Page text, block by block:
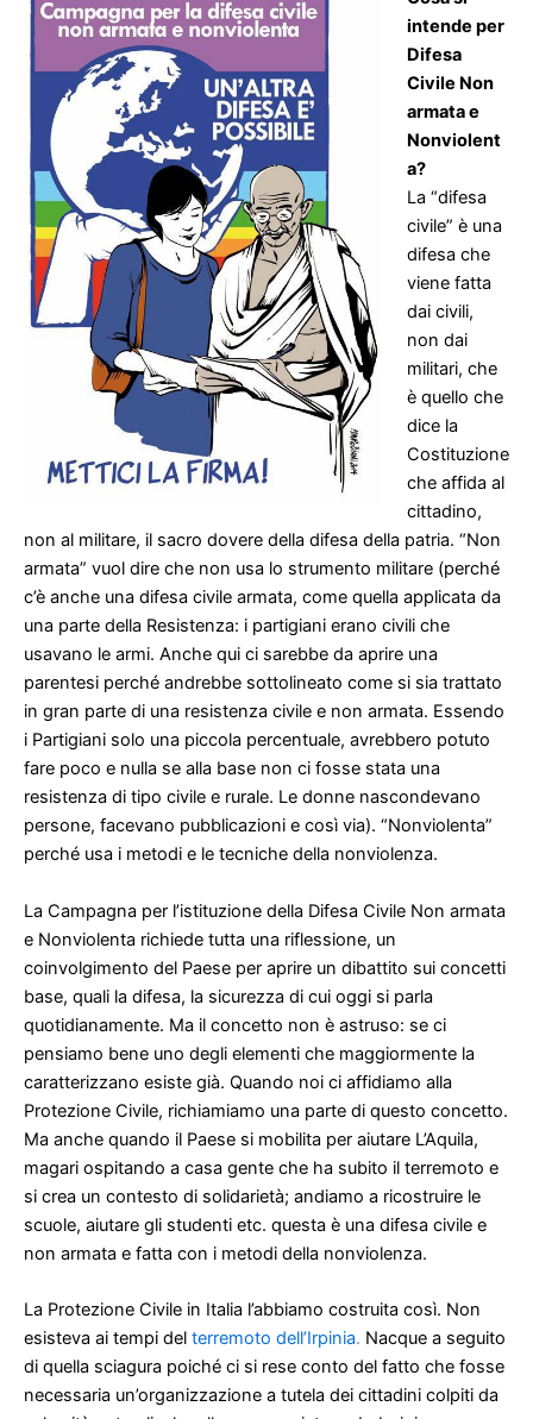
intende per
Difesa
Civile Non
armata e
Nonviolent
a?
La “difesa
civile” è una
difesa che
viene fatta
dai civili,
non dai
militari, che
è quello che
dice la
Costituzione
che affida al
cittadino,
non al militare, il sacro dovere della difesa della patria. “Non
armata” vuol dire che non usa lo strumento militare (perché
c’è anche una difesa civile armata, come quella applicata da
una parte della Resistenza: i partigiani erano civili che
usavano le armi. Anche qui ci sarebbe da aprire una
parentesi perché andrebbe sottolineato come si sia trattato
in gran parte di una resistenza civile e non armata. Essendo
i Partigiani solo una piccola percentuale, avrebbero potuto
fare poco e nulla se alla base non ci fosse stata una
resistenza di tipo civile e rurale. Le donne nascondevano
persone, facevano pubblicazioni e così via). “Nonviolenta”
perché usa i metodi e le tecniche della nonviolenza.
La Campagna per l’istituzione della Difesa Civile Non armata
e Nonviolenta richiede tutta una riflessione, un
coinvolgimento del Paese per aprire un dibattito sui concetti
base, quali la difesa, la sicurezza di cui oggi si parla
quotidianamente. Ma il concetto non è astruso: se ci
pensiamo bene uno degli elementi che maggiormente la
caratterizzano esiste già. Quando noi ci affidiamo alla
Protezione Civile, richiamiamo una parte di questo concetto.
Ma anche quando il Paese si mobilita per aiutare L’Aquila,
magari ospitando a casa gente che ha subito il terremoto e
si crea un contesto di solidarietà; andiamo a ricostruire le
scuole, aiutare gli studenti etc. questa è una difesa civile e
non armata e fatta con i metodi della nonviolenza.
La Protezione Civile in Italia l’abbiamo costruita così. Non
esisteva ai tempi del terremoto dell’Irpinia. Nacque a seguito
di quella sciagura poiché ci si rese conto del fatto che fosse
necessaria un’organizzazione a tutela dei cittadini colpiti da